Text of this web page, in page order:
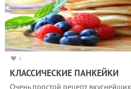
4
КЛАССИЧЕСКИЕ ПАНКЕЙКИ
Очень простой рецепт